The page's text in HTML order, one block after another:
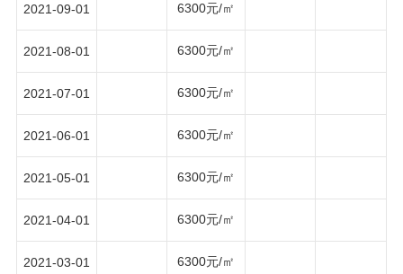
2021-09-01 6300元/㎡
2021-08-01 6300元/㎡
2021-07-01 6300元/㎡
2021-06-01 6300元/㎡
2021-05-01 6300元/㎡
2021-04-01 6300元/㎡
2021-03-01 6300元/㎡